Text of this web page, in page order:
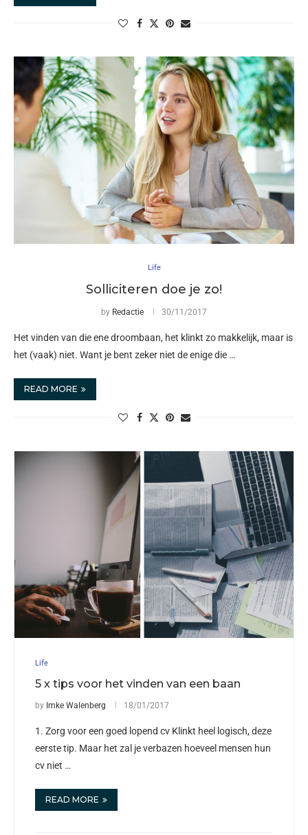
Life
Solliciteren doe je zo!
by Redactie 30/11/2017
Het vinden van die ene droombaan, het klinkt zo makkelijk, maar is
het (vaak) niet. Want je bent zeker niet de enige die …
READ MORE
Life
5 x tips voor het vinden van een baan
by Imke Walenberg 18/01/2017
1. Zorg voor een goed lopend cv Klinkt heel logisch, deze
eerste tip. Maar het zal je verbazen hoeveel mensen hun
cv niet …
READ MORE